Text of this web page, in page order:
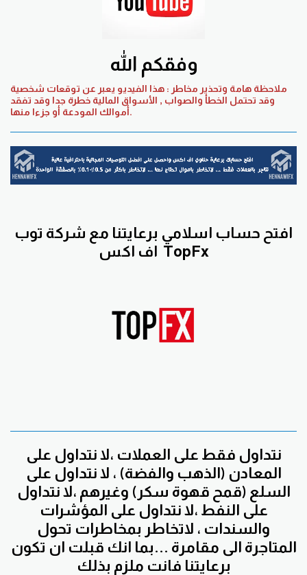
وفقكم الله
ملاحظة هامة وتحذير مخاطر : هذا الفيديو يعبر عن توقعات شخصية
وقد تحتمل الخطأ والصواب , الأسواق المالية خطرة جدا وقد تفقد
أموالك المودعة أو جزءا منها.
افتح حساب اسلامي برعايتنا مع شركة توب
اف اكس TopFx
نتداول فقط على العملات ،لا نتداول على
المعادن (الذهب والفضة) ، لا نتداول على
السلع (قمح قهوة سكر) وغيرهم ،لا نتداول
على النفط ،لا نتداول على المؤشرات
والسندات ، لاتخاطر بمخاطرات تحول
المتاجرة الى مقامرة ...بما انك قبلت ان تكون
برعايتنا فانت ملزم بذلك